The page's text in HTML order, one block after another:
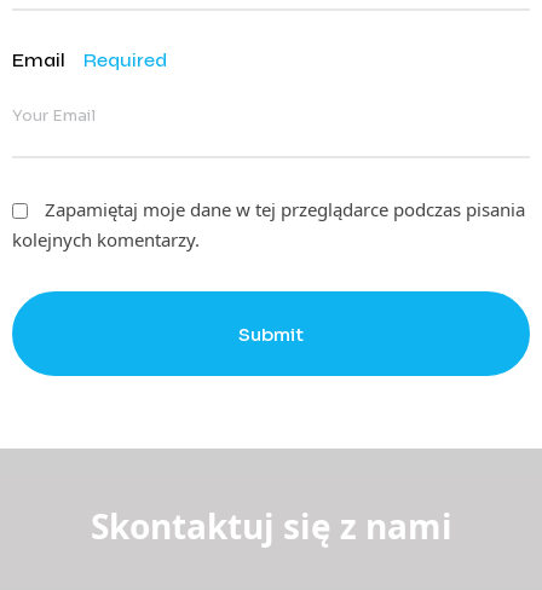
Email Required
Zapamiętaj moje dane w tej przeglądarce podczas pisania
kolejnych komentarzy.
Submit
Skontaktuj się z nami